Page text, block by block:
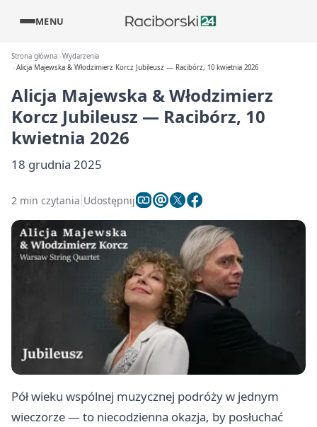
MENU
Strona główna Wydarzenia
Alicja Majewska & Włodzimierz Korcz Jubileusz — Racibórz, 10 kwietnia 2026
Alicja Majewska & Włodzimierz
Korcz Jubileusz — Racibórz, 10
kwietnia 2026
18 grudnia 2025
2 min czytania Udostępnij
Pół wieku wspólnej muzycznej podróży w jednym
wieczorze — to niecodzienna okazja, by posłuchać